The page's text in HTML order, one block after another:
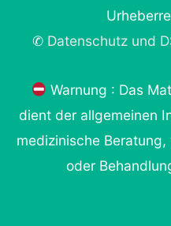
✆ Datenschutz und
Warnung : Das
dient der allgemeinen
medizinische
oder